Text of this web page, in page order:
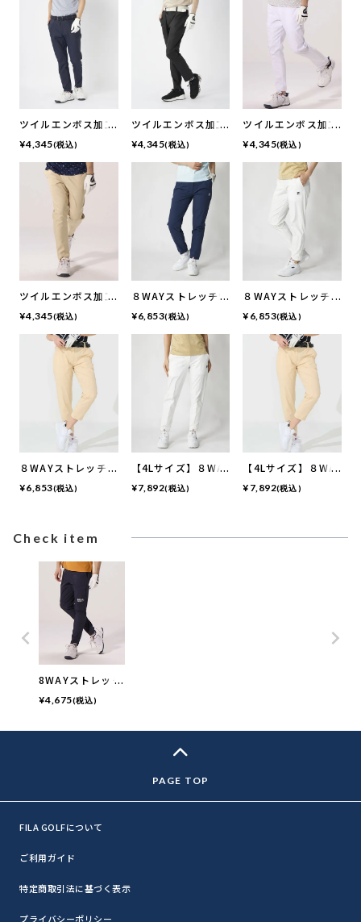
ツイルエンボス加工
9分丈テーパードパ
ンツ | 吸汗速乾・撥
水加工・ ストレッ
¥4,345(税込)
ツイルエンボス加工
9分丈テーパードパ
ンツ | 吸汗速乾・撥
水加工・ ストレッ
¥4,345(税込)
ツイルエンボス加工
9分丈テーパードパ
ンツ | 吸汗速乾・撥
水加工・ ストレッ
¥4,345(税込)
ツイルエンボス加工
9分丈テーパードパ
ンツ | 吸汗速乾・撥
水加工・ ストレッ
¥4,345(税込)
８WAYストレッチ9
分丈ジョガーパンツ
¥6,853(税込)
８WAYストレッチ9
分丈ジョガーパンツ
¥ 6,853(税込)
８WAYストレッチ9
分丈ジョガーパンツ
¥6,853(税込)
【4Lサイズ】８WA
Yストレッチ9分丈ジ
ョガーパンツ
¥7,892(税込)
【4Lサイズ】８WA
Yストレッチ9分丈ジ
ョガーパンツ
¥ 7,892(税込)
Check item
8WAYストレッチ
9分丈テーパード
パンツ | 撥水加
¥4,675(税込)
FILA GOLFについて
ご利用ガイド
特定商取引法に基づく表示
プライバシーポリシー